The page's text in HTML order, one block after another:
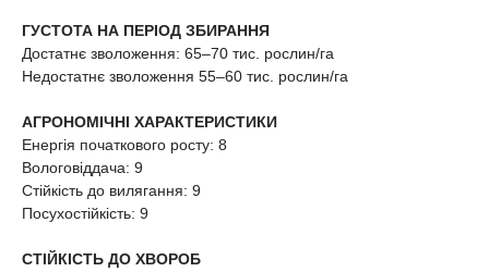
ГУСТОТА НА ПЕРІОД ЗБИРАННЯ
Достатнє зволоження: 65–70 тис. рослин/га
Недостатнє зволоження 55–60 тис. рослин/га
АГРОНОМІЧНІ ХАРАКТЕРИСТИКИ
Енергія початкового росту: 8
Вологовіддача: 9
Стійкість до вилягання: 9
Посухостійкість: 9
СТІЙКІСТЬ ДО ХВОРОБ